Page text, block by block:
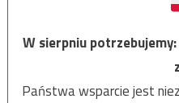
W sierpniu potrzebujemy:
Państwa wsparcie jest